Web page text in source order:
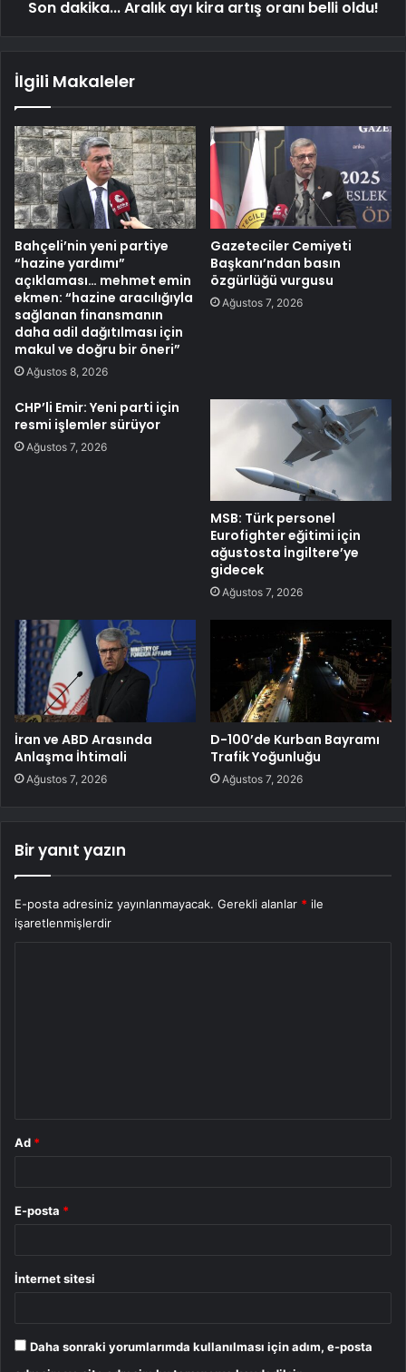
Son dakika... Aralık ayı kira artış oranı belli oldu!
İlgili Makaleler
Bahçeli’nin yeni partiye
“hazine yardımı”
açıklaması… mehmet emin
ekmen: “hazine aracılığıyla
sağlanan finansmanın
daha adil dağıtılması için
makul ve doğru bir öneri”
Ağustos 8, 2026
Gazeteciler Cemiyeti
Başkanı’ndan basın
özgürlüğü vurgusu
Ağustos 7, 2026
CHP’li Emir: Yeni parti için
resmi işlemler sürüyor
Ağustos 7, 2026
MSB: Türk personel
Eurofighter eğitimi için
ağustosta İngiltere’ye
gidecek
Ağustos 7, 2026
İran ve ABD Arasında
Anlaşma İhtimali
Ağustos 7, 2026
D-100’de Kurban Bayramı
Trafik Yoğunluğu
Ağustos 7, 2026
Bir yanıt yazın
E-posta adresiniz yayınlanmayacak. Gerekli alanlar * ile
işaretlenmişlerdir
Ad *
E-posta *
İnternet sitesi
Daha sonraki yorumlarımda kullanılması için adım, e-posta